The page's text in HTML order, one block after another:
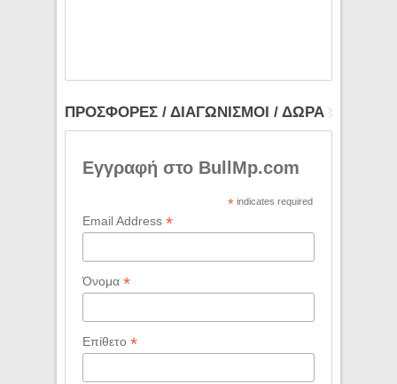
ΠΡΟΣΦΟΡΕΣ / ΔΙΑΓΩΝΙΣΜΟΙ / ΔΩΡΑ
Εγγραφή στο BullMp.com
*indicates required
Email Address *
Όνομα *
Επίθετο *